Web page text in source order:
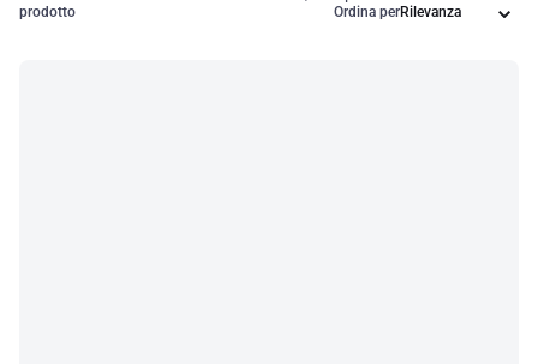
maniche corte, è realizzata con tessuti traspiranti che ne
prodotto Ordina per